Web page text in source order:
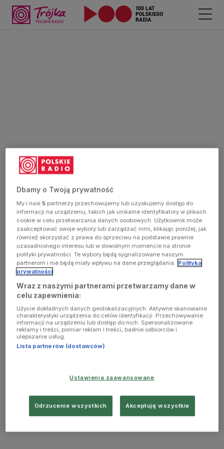
Dbamy o Twoją prywatność
My i nasi5 partnerzy przechowujemy lub uzyskujemy dostęp do
informacji na urządzeniu, takich jak unikalne identyfikatory w plikach
cookie w celu przetwarzania danych osobowych. Użytkownik może
zaakceptować swoje wybory lub zarządzać nimi, klikając poniżej, jak
również skorzystać z prawa do sprzeciwu na podstawie prawnie
uzasadnionego interesu lub w dowolnym momencie na stronie
polityki prywatności. Te wybory będą sygnalizowane naszym
partnerom i nie będą miały wpływu na dane przeglądania. Polityka
prywatności
Wraz z naszymi partnerami przetwarzamy dane w
celu zapewnienia:
Użycie dokładnych danych geolokalizacyjnych. Aktywne skanowanie
charakterystyki urządzenia do celów identyfikacji. Przechowywanie
informacji na urządzeniu lub dostęp do nich. Spersonalizowane
reklamy i treści, pomiar reklam i treści, badnie odbiorców i
ulepszanie usług.
Lista partnerów (dostawców)
Ustawienia zaawansowane
Odrzucenie wszystkich Akceptuję wszystkie